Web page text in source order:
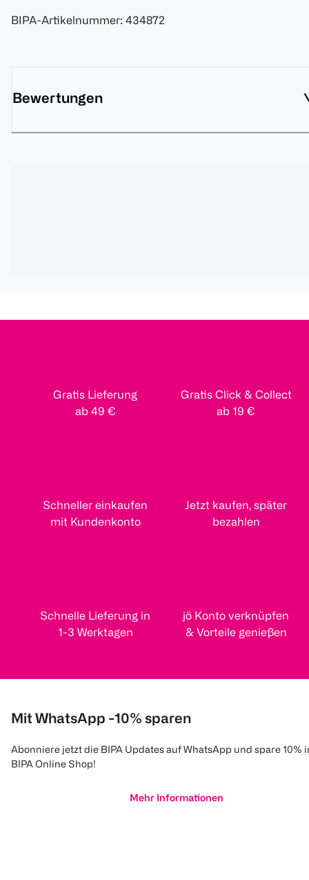
BIPA-Artikelnummer: 434872
Bewertungen
Gratis Lieferung
ab 49 €
Gratis Click & Collect
ab 19 €
Schneller einkaufen
mit Kundenkonto
Jetzt kaufen, später
bezahlen
Schnelle Lieferung in
1-3 Werktagen
jö Konto verknüpfen
& Vorteile genießen
Mit WhatsApp -10% sparen
Abonniere jetzt die BIPA Updates auf WhatsApp und spare 10%
BIPA Online Shop!
Mehr Informationen